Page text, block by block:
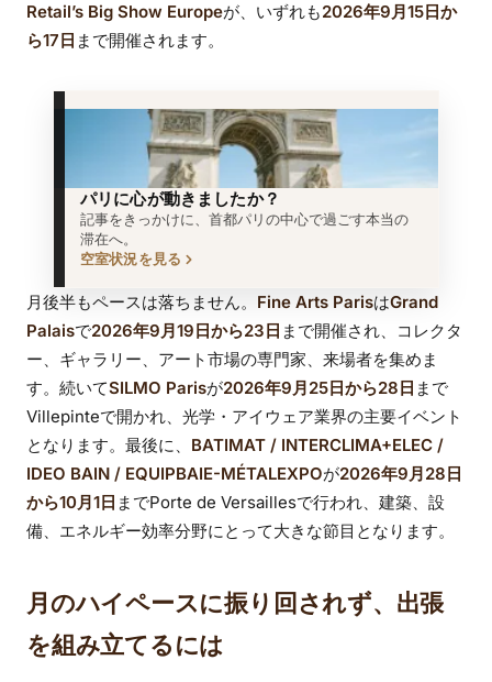
Retail’s Big Show Europeが、いずれも2026年9月15日か
ら17日 まで開催されます。
パリに心が動きましたか？
記事をきっかけに、首都パリの中心で過ごす本当の
滞在へ。
空室状況を見る
月後半もペースは落ちません。 Fine Arts ParisはGrand
Palaisで2026年9月19日から23日 まで開催され、コレクタ
ー、ギャラリー、アート市場の専門家、来場者を集めま
す。続いてSILMO Parisが2026年9月25日から28日 まで
Villepinteで開かれ、光学・アイウェア業界の主要イベント
となります。最後に、 BATIMAT / INTERCLIMA+ELEC /
IDEO BAIN / EQUIPBAIE-MÉTALEXPOが2026年9月28日
から10月1日 までPorte de Versaillesで行われ、建築、設
備、エネルギー効率分野にとって大きな節目となります。
月のハイペースに振り回されず、出張
を組み立てるには